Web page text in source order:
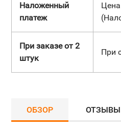
Наложенный
платеж
При заказе от 2
штук
При
ОБЗОР ОТЗЫВЫ